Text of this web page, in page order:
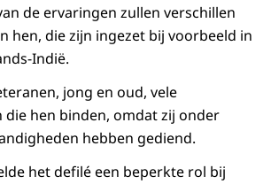
de ervaringen zullen verschillen
hen, die zijn ingezet bij voorbeeld in
Indië.
jong en oud, vele
hen binden, omdat zij onder
hebben gediend.
het defilé een beperkte rol bij